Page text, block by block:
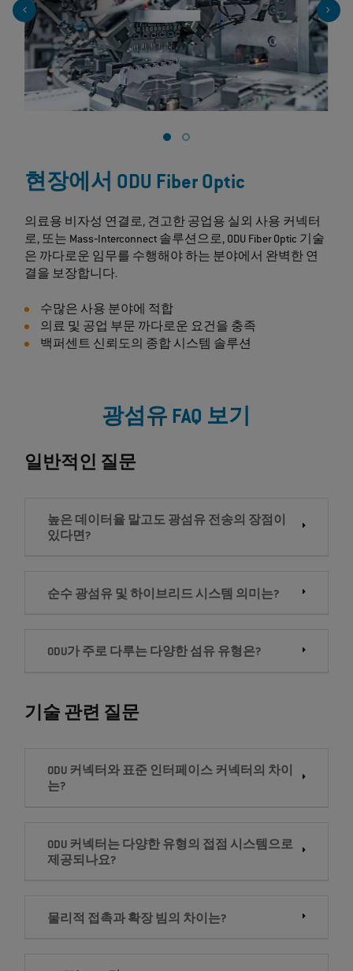
현장에서 ODU Fiber Optic
의료용 비자성 연결로, 견고한 공업용 실외 사용 커넥터
로, 또는 Mass‐Interconnect 솔루션으로, ODU Fiber Optic 기술
은 까다로운 임무를 수행해야 하는 분야에서 완벽한 연
결을 보장합니다.
수많은 사용 분야에 적합
의료 및 공업 부문 까다로운 요건을 충족
백퍼센트 신뢰도의 종합 시스템 솔루션
광섬유 FAQ 보기
일반적인 질문
높은 데이터율 말고도 광섬유 전송의 장점이
있다면?
순수 광섬유 및 하이브리드 시스템 의미는?
ODU가 주로 다루는 다양한 섬유 유형은?
기술 관련 질문
ODU 커넥터와 표준 인터페이스 커넥터의 차이
는?
ODU 커넥터는 다양한 유형의 접점 시스템으로
제공되나요?
물리적 접촉과 확장 빔의 차이는?